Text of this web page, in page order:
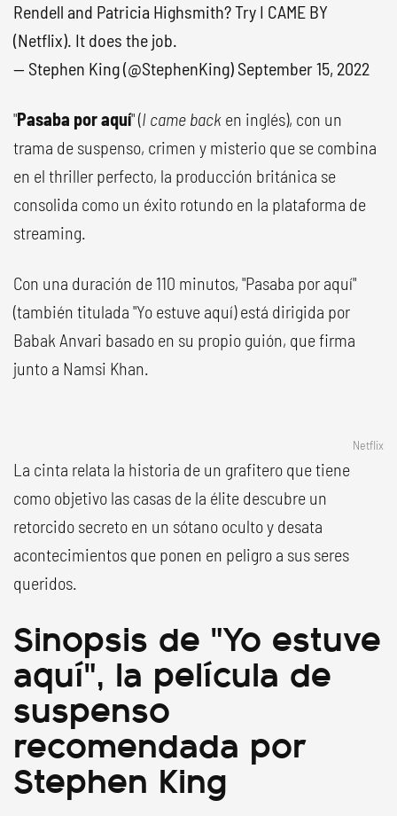
Rendell and Patricia Highsmith? Try I CAME BY
(Netflix). It does the job.
— Stephen King (@StephenKing) September 15, 2022
"Pasaba por aquí" (I came back en inglés), con un
trama de suspenso, crimen y misterio que se combina
en el thriller perfecto, la producción británica se
consolida como un éxito rotundo en la plataforma de
streaming.
Con una duración de 110 minutos, "Pasaba por aquí"
(también titulada "Yo estuve aquí) está dirigida por
Babak Anvari basado en su propio guión, que firma
junto a Namsi Khan.
Netflix
La cinta relata la historia de un grafitero que tiene
como objetivo las casas de la élite descubre un
retorcido secreto en un sótano oculto y desata
acontecimientos que ponen en peligro a sus seres
queridos.
Sinopsis de "Yo estuve
aquí", la película de
suspenso
recomendada por
Stephen King